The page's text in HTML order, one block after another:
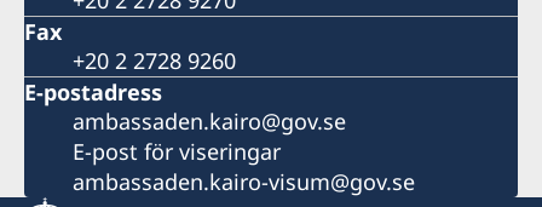
Fax
+20 2 2728 9260
E-postadress
ambassaden.kairo@gov.se
E-post för viseringar
ambassaden.kairo-visum@gov.se